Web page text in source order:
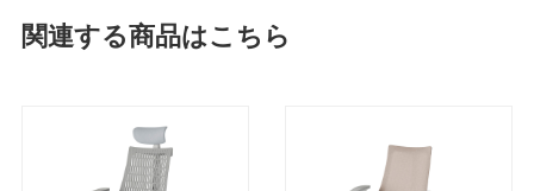
関連する商品はこちら